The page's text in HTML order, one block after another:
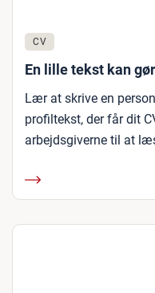
CV
En lille tekst kan
Lær at skrive en
profiltekst, der får dit
arbejdsgiverne til at